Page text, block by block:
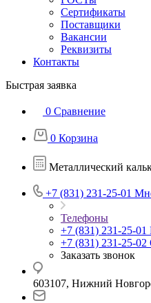
Сертификаты
Поставщики
Вакансии
Реквизиты
Контакты
Быстрая заявка
0 Сравнение
0 Корзина
Металлический
+7 (831) 231-25-01
Телефоны
+7 (831) 231-25-01
+7 (831) 231-25-02
Заказать звонок
603107, Нижний